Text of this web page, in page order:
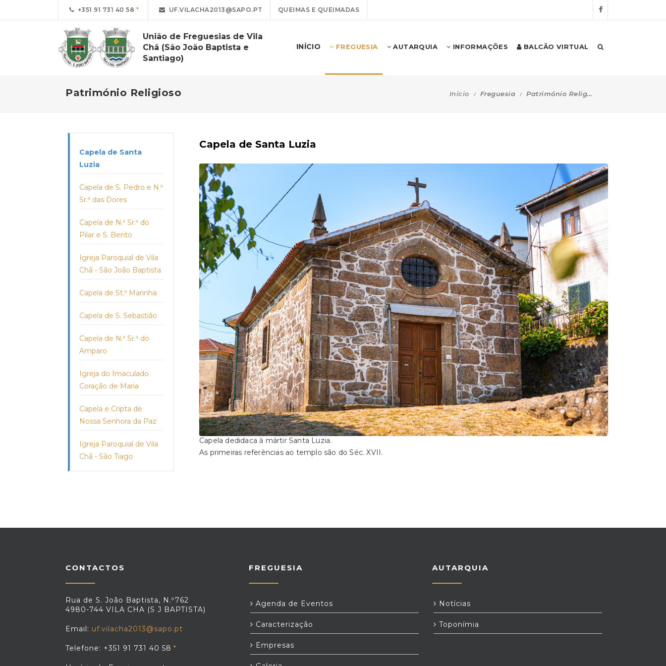
+351 91 731 40 58 UF.VILACHA2013@SAPO.PT QUEIMAS E QUEIMADAS
União de Freguesias de Vila
Chã (São João Baptista e
Santiago)
INÍCIO FREGUESIA AUTARQUIA INFORMAÇÕES BALCÃO VIRTUAL
Património Religioso Início Freguesia Património Religioso
Capela de Santa
Luzia
Capela de S. Pedro e N.ª
Sr.ª das Dores
Capela de N.ª Sr.ª do
Pilar e S. Bento
Igreja Paroquial de Vila
Chã - São João Baptista
Capela de St.ª Marinha
Capela de S. Sebastião
Capela de N.ª Sr.ª do
Amparo
Igreja do Imaculado
Coração de Maria
Capela e Cripta de
Nossa Senhora da Paz
Igreja Paroquial de Vila
Chã - São Tiago
Capela de Santa Luzia
Capela dedidaca à mártir Santa Luzia.
As primeiras referências ao templo são do Séc. XVII.
CONTACTOS
Rua de S. João Baptista, N.º762
4980-744 VILA CHA (S J BAPTISTA)
Email: uf.vilacha2013@sapo.pt
Telefone: +351 91 731 40 58
FREGUESIA
Agenda de Eventos
Caracterização
Empresas
AUTARQUIA
Notícias
Toponímia